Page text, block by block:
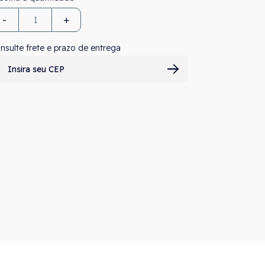
- +
frete e prazo de entrega